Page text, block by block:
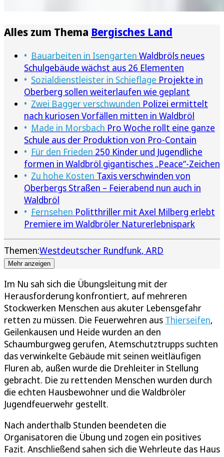
Alles zum Thema Bergisches Land
Bauarbeiten in Isengarten Waldbröls neues
Schulgebäude wächst aus 26 Elementen
Sozialdienstleister in Schieflage Projekte in
Oberberg sollen weiterlaufen wie geplant
Zwei Bagger verschwunden Polizei ermittelt
nach kuriosen Vorfällen mitten in Waldbröl
Made in Morsbach Pro Woche rollt eine ganze
Schule aus der Produktion von Pro-Contain
Für den Frieden 250 Kinder und Jugendliche
formen in Waldbröl gigantisches „Peace“-Zeichen
Zu hohe Kosten Taxis verschwinden von
Oberbergs Straßen – Feierabend nun auch in
Waldbröl
Fernsehen Politthriller mit Axel Milberg erlebt
Premiere im Waldbröler Naturerlebnispark
Themen:Westdeutscher Rundfunk ARD
Mehr anzeigen
Im Nu sah sich die Übungsleitung mit der
Herausforderung konfrontiert, auf mehreren
Stockwerken Menschen aus akuter Lebensgefahr
retten zu müssen. Die Feuerwehren aus Thierseifen,
Geilenkausen und Heide wurden an den
Schaumburgweg gerufen, Atemschutztrupps suchten
das verwinkelte Gebäude mit seinen weitläufigen
Fluren ab, außen wurde die Drehleiter in Stellung
gebracht. Die zu rettenden Menschen wurden durch
die echten Hausbewohner und die Waldbröler
Jugendfeuerwehr gestellt.
Nach anderthalb Stunden beendeten die
Organisatoren die Übung und zogen ein positives
Fazit. Anschließend sahen sich die Wehrleute das Haus